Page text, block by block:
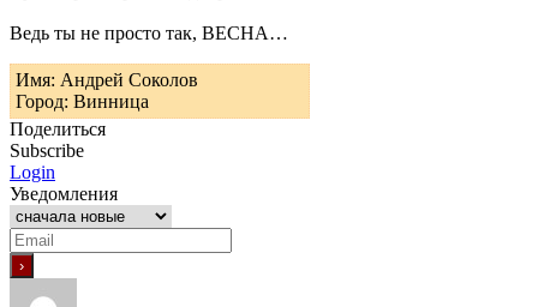
Ведь ты не просто так, ВЕСНА…
Имя: Андрей Соколов
Город: Винница
Поделиться
Subscribe
Login
Уведомления